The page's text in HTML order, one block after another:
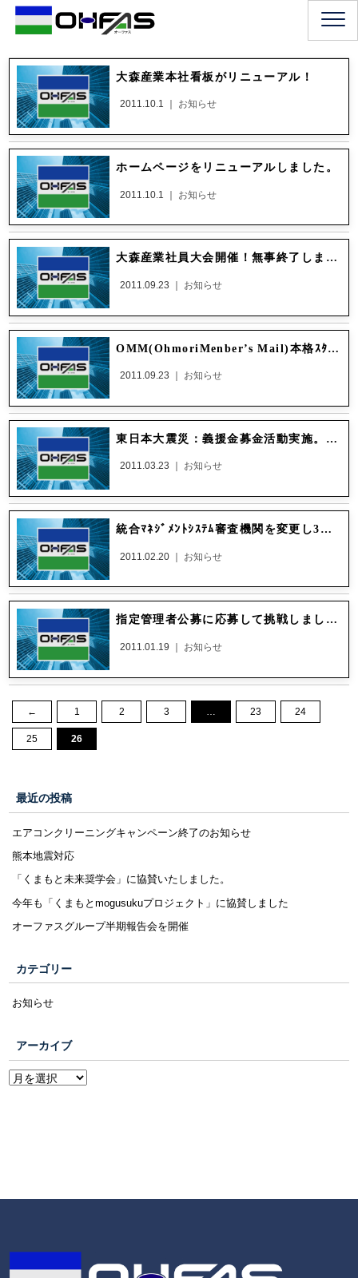
大森産業本社看板がリニューアル！
2011.10.1 ｜ お知らせ
ホームページをリニューアルしました。
2011.10.1 ｜ お知らせ
大森産業社員大会開催！無事終了しました。
2011.09.23 ｜ お知らせ
OMM(OhmoriMenber’s Mail)本格ｽﾀｰﾄ！
2011.09.23 ｜ お知らせ
東日本大震災：義援金募金活動実施。日本赤十字で寄付させて頂きました。
2011.03.23 ｜ お知らせ
統合ﾏﾈｼﾞﾒﾝﾄｼｽﾃﾑ審査機関を変更し3回目更新。認証取得しました。
2011.02.20 ｜ お知らせ
指定管理者公募に応募して挑戦しました。
2011.01.19 ｜ お知らせ
← 1 2 3 … 23 24
25 26
最近の投稿
エアコンクリーニングキャンペーン終了のお知らせ
熊本地震対応
「くまもと未来奨学会」に協賛いたしました。
今年も「くまもとmogusukuプロジェクト」に協賛しました
オーファスグループ半期報告会を開催
カテゴリー
お知らせ
アーカイブ